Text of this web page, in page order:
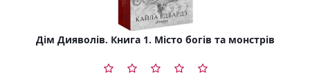
Дім Дияволів. Книга 1. Місто богів та монстрів